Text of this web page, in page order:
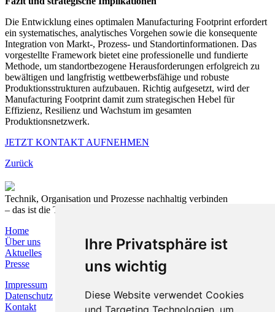
Ihre Privatsphäre ist
uns wichtig
Diese Website verwendet Cookies
und Targeting Technologien, um
Die Entwicklung eines optimalen Manufacturing Footprint erfordert
ein systematisches, analytisches Vorgehen sowie die konsequente
Integration von Markt-, Prozess- und Standortinformationen. Das
vorgestellte Framework bietet eine professionelle und fundierte
Methode, um standortbezogene Herausforderungen erfolgreich zu
bewältigen und langfristig wettbewerbsfähige und robuste
Produktionsstrukturen aufzubauen. Richtig aufgesetzt, wird der
Manufacturing Footprint damit zum strategischen Hebel für
Effizienz, Resilienz und Wachstum im gesamten
Produktionsnetzwerk.
JETZT KONTAKT AUFNEHMEN
Zurück
Technik, Organisation und Prozesse nachhaltig verbinden
– das ist die T&O Group.
Home
Über uns
Aktuelles
Presse
Impressum
Datenschutz
Kontakt